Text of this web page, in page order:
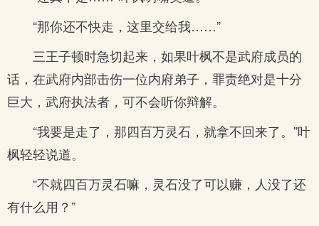
“那你还不快走，这里交给我……”
三王子顿时急切起来，如果叶枫不是武府成员的
话，在武府内部击伤一位内府弟子，罪责绝对是十分
巨大，武府执法者，可不会听你辩解。
“我要是走了，那四百万灵石，就拿不回来了。”叶
枫轻轻说道。
“不就四百万灵石嘛，灵石没了可以赚，人没了还
有什么用？”